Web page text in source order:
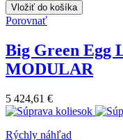
Vložiť do košíka
Porovnať
Big Green Egg
MODULAR
5 424,61 €
Rýchly náhľad